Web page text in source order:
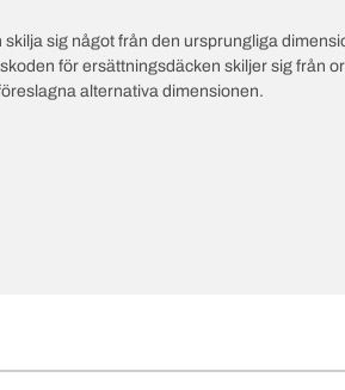
sig något från den ursprungliga
för ersättningsdäcken skiljer sig från
alternativa dimensionen.